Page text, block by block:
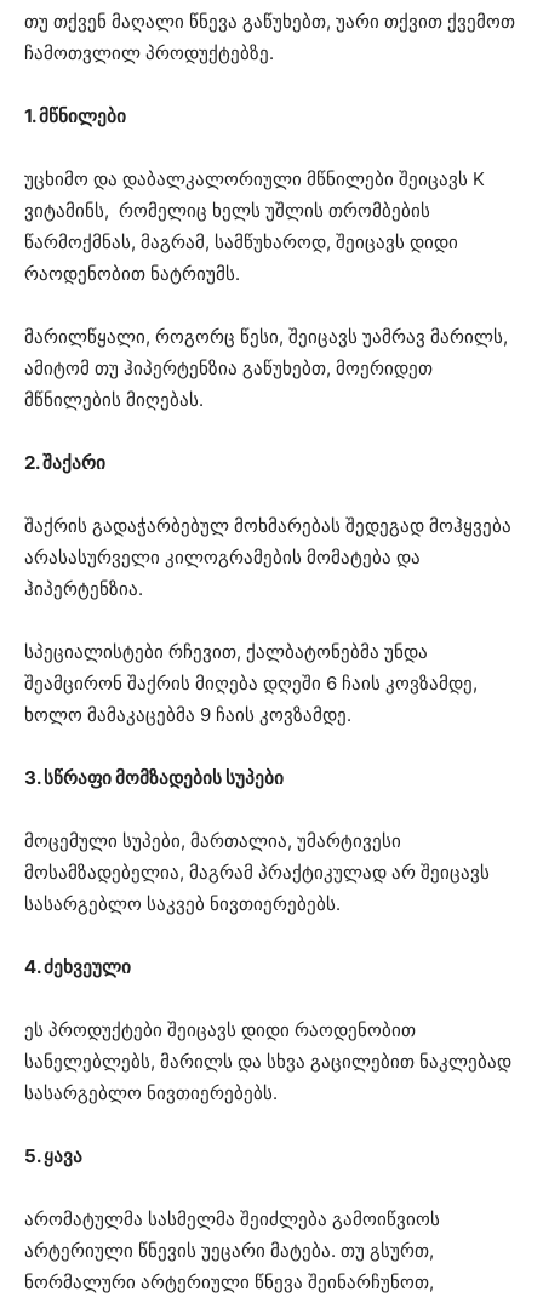
თუ თქვენ მაღალი წნევა გაწუხებთ, უარი თქვით ქვემოთ
ჩამოთვლილ პროდუქტებზე.
1. მწნილები
უცხიმო და დაბალკალორიული მწნილები შეიცავს K
ვიტამინს, რომელიც ხელს უშლის თრომბების
წარმოქმნას, მაგრამ, სამწუხაროდ, შეიცავს დიდი
რაოდენობით ნატრიუმს.
მარილწყალი, როგორც წესი, შეიცავს უამრავ მარილს,
ამიტომ თუ ჰიპერტენზია გაწუხებთ, მოერიდეთ
მწნილების მიღებას.
2. შაქარი
შაქრის გადაჭარბებულ მოხმარებას შედეგად მოჰყვება
არასასურველი კილოგრამების მომატება და
ჰიპერტენზია.
სპეციალისტები რჩევით, ქალბატონებმა უნდა
შეამცირონ შაქრის მიღება დღეში 6 ჩაის კოვზამდე,
ხოლო მამაკაცებმა 9 ჩაის კოვზამდე.
3. სწრაფი მომზადების სუპები
მოცემული სუპები, მართალია, უმარტივესი
მოსამზადებელია, მაგრამ პრაქტიკულად არ შეიცავს
სასარგებლო საკვებ ნივთიერებებს.
4. ძეხვეული
ეს პროდუქტები შეიცავს დიდი რაოდენობით
სანელებლებს, მარილს და სხვა გაცილებით ნაკლებად
სასარგებლო ნივთიერებებს.
5. ყავა
არომატულმა სასმელმა შეიძლება გამოიწვიოს
არტერიული წნევის უეცარი მატება. თუ გსურთ,
ნორმალური არტერიული წნევა შეინარჩუნოთ,